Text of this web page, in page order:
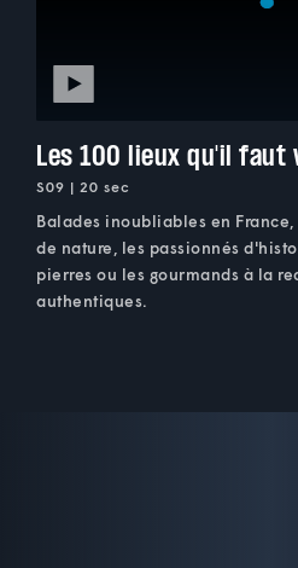
Les 100 lieux qu'il faut
S09 | 20 sec
Balades inoubliables en
de nature, les passionnés
pierres ou les gourmands à la
authentiques.